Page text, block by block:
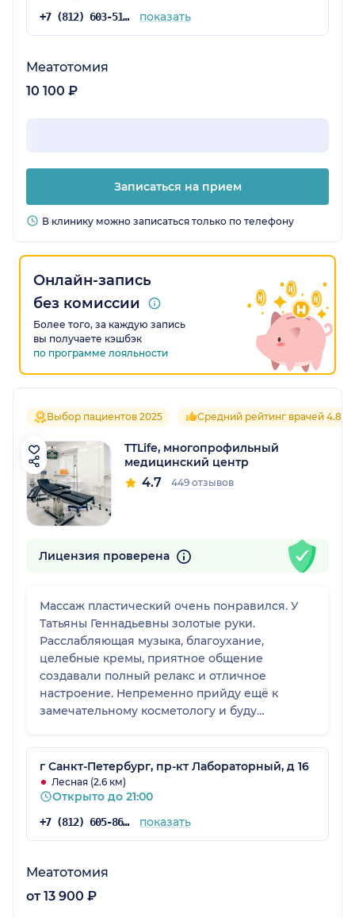
+7 (812) 603-51-60 показать
Меатотомия
10 100 ₽
Записаться на прием
В клинику можно записаться только по телефону
Онлайн-запись
без комиссии
Более того, за каждую запись
вы получаете кэшбэк
по программе лояльности
Выбор пациентов 2025 Средний рейтинг врачей 4.8
TTLife, многопрофильный
медицинский центр
4.7 449 отзывов
Лицензия проверена
Массаж пластический очень понравился. У
Татьяны Геннадьевны золотые руки.
Расслабляющая музыка, благоухание,
целебные кремы, приятное общение
создавали полный релакс и отличное
настроение. Непременно прийду ещё к
замечательному косметологу и буду
клинике TTLife очень уютная, девочки на
рецепшен обходительные, вежливые. В
клинике красиво, комфортно, современное
оборудование.
г Санкт-Петербург, пр-кт Лабораторный, д 16
Лесная (2.6 км)
Открыто до 21:00
+7 (812) 605-86-34 показать
Меатотомия
от 13 900 ₽